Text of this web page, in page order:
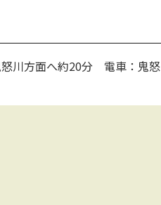
怒川方面へ約20分 電車：鬼怒